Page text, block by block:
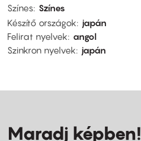
Színes Színes
Készítő országok
japán
Felirat nyelvek
angol
Szinkron nyelvek
japán
Maradj képben!